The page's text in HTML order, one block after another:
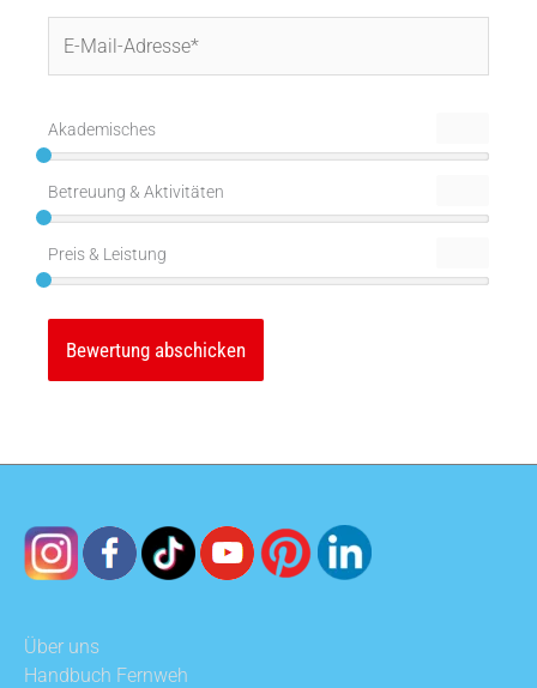
Mail-
Akademisches
Betreuung & Aktivitäten
Preis & Leistung
Über uns
Handbuch Fernweh